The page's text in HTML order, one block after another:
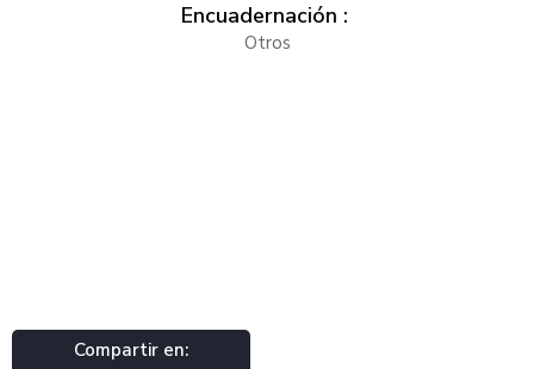
Encuadernación :
Otros
Compartir en: